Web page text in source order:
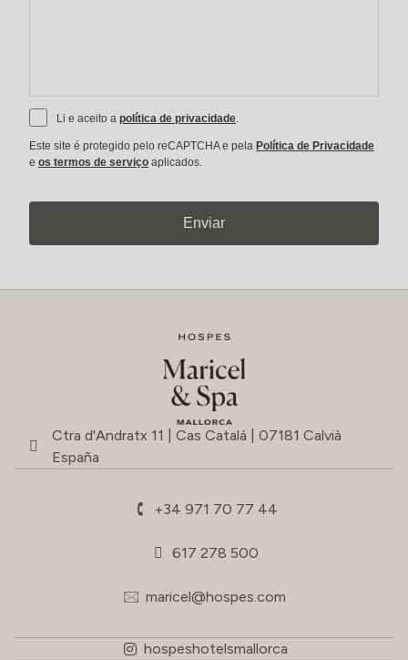
Li e aceito a política de privacidade
Este site é protegido pelo reCAPTCHA e pela Política de Privacidade
e os termos de serviço aplicados.
Enviar
Ctra d'Andratx 11 | Cas Catalá | 07181 Calvià
España
+34 971 70 77 44
617 278 500
maricel@hospes.com
hospeshotelsmallorca